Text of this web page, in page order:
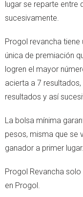
lugar se reparte entre
sucesivamente.
Progol revancha
única de premiación
logren el mayor
acierta a 7
resultados y así
La bolsa mínima
pesos, misma que se
ganador a primer lugar.
Progol Revancha
en Progol.